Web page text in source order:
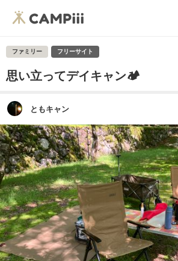
ファミリー フリーサイト
思い立ってデイキャン🏕️
ともキャン